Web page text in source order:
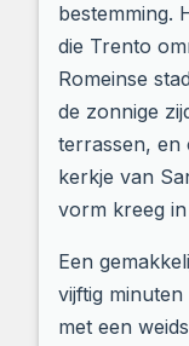
bestemming.
die Trento
Romeinse
de zonnige
terrassen, en
kerkje van
vorm kreeg in
Een
vijftig
met een